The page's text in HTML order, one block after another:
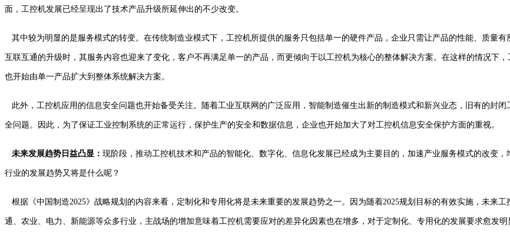
面，工控机发展已经呈现出了技术产品升级所延伸出的不少改变。
其中较为明显的是服务模式的转变。在传统制造业模式下，工控机所提供的服务只包括单一的硬件产品，企业只需让产品的性能、质量
互联互通的升级时，其服务内容也迎来了变化，客户不再满足单一的产品，而更倾向于以工控机为核心的整体解决方案。在这样的情况下
也开始由单一产品扩大到整体系统解决方案。
此外，工控机应用的信息安全问题也开始备受关注。随着工业互联网的广泛应用，智能制造催生出新的制造模式和新兴业态，旧有的封
全问题。因此，为了保证工业控制系统的正常运行，保护生产的安全和数据信息，企业也开始加大了对工控机信息安全保护方面的重视。
未来发展趋势日益凸显： 现阶段，推动工控机技术和产品的智能化、数字化、信息化发展已经成为主要目的，加速产业服务模式的改变
行业的发展趋势又将是什么呢？
根据《中国制造2025》战略规划的内容来看，定制化和专用化将是未来重要的发展趋势之一。因为随着2025规划目标的有效实施，未来
通、农业、电力、新能源等众多行业，主战场的增加意味着工控机需要应对的差异化因素也在增多，对于定制化、专用化的发展要求愈发明